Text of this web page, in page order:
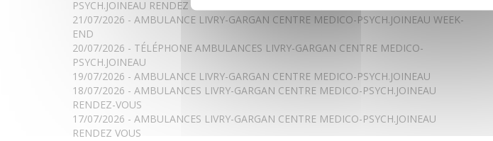
PSYCH.JOINEAU RENDEZ VOUS
21/07/2026 - AMBULANCE LIVRY-GARGAN CENTRE MEDICO-PSYCH.JOINEAU WEEK-
END
20/07/2026 - TÉLÉPHONE AMBULANCES LIVRY-GARGAN CENTRE MEDICO-
PSYCH.JOINEAU
19/07/2026 - AMBULANCE LIVRY-GARGAN CENTRE MEDICO-PSYCH.JOINEAU
18/07/2026 - AMBULANCES LIVRY-GARGAN CENTRE MEDICO-PSYCH.JOINEAU
RENDEZ-VOUS
17/07/2026 - AMBULANCES LIVRY-GARGAN CENTRE MEDICO-PSYCH.JOINEAU
RENDEZ VOUS